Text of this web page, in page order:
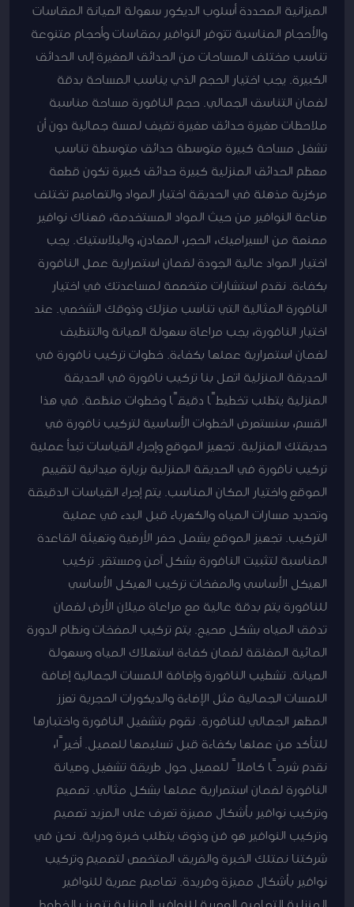
الميزانية المحددة أسلوب الديكور سهولة الصيانة المقاسات
والأحجام المناسبة تتوفر النوافير بمقاسات وأحجام متنوعة
تناسب مختلف المساحات من الحدائق الصغيرة إلى الحدائق
الكبيرة. يجب اختيار الحجم الذي يناسب المساحة بدقة
لضمان التناسق الجمالي. حجم النافورة مساحة مناسبة
ملاحظات صغيرة حدائق صغيرة تضيف لمسة جمالية دون أن
تشغل مساحة كبيرة متوسطة حدائق متوسطة تناسب
معظم الحدائق المنزلية كبيرة حدائق كبيرة تكون قطعة
مركزية مذهلة في الحديقة اختيار المواد والتصاميم تختلف
صناعة النوافير من حيث المواد المستخدمة، فهناك نوافير
مصنعة من السيراميك، الحجر، المعادن، والبلاستيك. يجب
اختيار المواد عالية الجودة لضمان استمرارية عمل النافورة
بكفاءة. نقدم استشارات متخصصة لمساعدتك في اختيار
النافورة المثالية التي تناسب منزلك وذوقك الشخصي. عند
اختيار النافورة، يجب مراعاة سهولة الصيانة والتنظيف
لضمان استمرارية عملها بكفاءة. خطوات تركيب نافورة في
الحديقة المنزلية اتصل بنا تركيب نافورة في الحديقة
المنزلية يتطلب تخطيطًا دقيقًا وخطوات منظمة. في هذا
القسم، سنستعرض الخطوات الأساسية لتركيب نافورة في
حديقتك المنزلية. تجهيز الموقع وإجراء القياسات تبدأ عملية
تركيب نافورة في الحديقة المنزلية بزيارة ميدانية لتقييم
الموقع واختيار المكان المناسب. يتم إجراء القياسات الدقيقة
وتحديد مسارات المياه والكهرباء قبل البدء في عملية
التركيب. تجهيز الموقع يشمل حفر الأرضية وتهيئة القاعدة
المناسبة لتثبيت النافورة بشكل آمن ومستقر. تركيب
الهيكل الأساسي والمضخات تركيب الهيكل الأساسي
للنافورة يتم بدقة عالية مع مراعاة ميلان الأرض لضمان
تدفق المياه بشكل صحيح. يتم تركيب المضخات ونظام الدورة
المائية المغلقة لضمان كفاءة استهلاك المياه وسهولة
الصيانة. تشطيب النافورة وإضافة اللمسات الجمالية إضافة
اللمسات الجمالية مثل الإضاءة والديكورات الحجرية تعزز
المظهر الجمالي للنافورة. نقوم بتشغيل النافورة واختبارها
للتأكد من عملها بكفاءة قبل تسليمها للعميل. أخيرًا،
نقدم شرحًا كاملاً للعميل حول طريقة تشغيل وصيانة
النافورة لضمان استمرارية عملها بشكل مثالي. تصميم
وتركيب نوافير بأشكال مميزة تعرف على المزيد تصميم
وتركيب النوافير هو فن وذوق يتطلب خبرة ودراية. نحن في
شركتنا نمتلك الخبرة والفريق المتخصص لتصميم وتركيب
نوافير بأشكال مميزة وفريدة. تصاميم عصرية للنوافير
المنزلية التصاميم العصرية للنوافير المنزلية تتميز بالخطوط